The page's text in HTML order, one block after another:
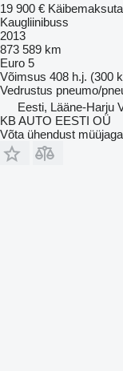
19 900 € Käibemaksuta
Kaugliinibuss
2013
873 589 km
Euro 5
Võimsus 408 h.j. (300
Vedrustus pneumo/
Eesti, Lääne-Harju
KB AUTO EESTI OÜ
Võta ühendust müüjaga